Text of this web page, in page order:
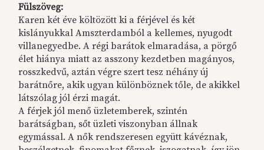
Fülszöveg:
Karen két éve költözött ki a férjével és két
kislányukkal Amszterdamból a kellemes, nyugodt
villanegyedbe. A régi barátok elmaradása, a pörgő
élet hiánya miatt az asszony kezdetben magányos,
rosszkedvű, aztán végre szert tesz néhány új
barátnőre, akik ugyan különböznek tőle, de akikkel
látszólag jól érzi magát.
A férjek jól menő üzletemberek, szintén
barátságban, sőt üzleti viszonyban állnak
egymással. A nők rendszeresen együtt kávéznak,